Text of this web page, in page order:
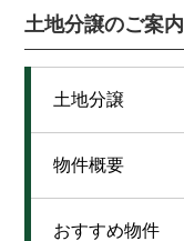
土地分譲のご案内
土地分譲
物件概要
おすすめ物件